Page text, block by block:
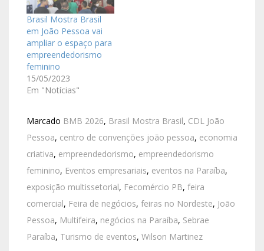
Brasil Mostra Brasil
em João Pessoa vai
ampliar o espaço para
empreendedorismo
feminino
15/05/2023
Em "Notícias"
Marcado BMB 2026, Brasil Mostra Brasil, CDL João
Pessoa, centro de convenções joão pessoa, economia
criativa, empreendedorismo, empreendedorismo
feminino, Eventos empresariais, eventos na Paraíba,
exposição multissetorial, Fecomércio PB, feira
comercial, Feira de negócios, feiras no Nordeste, João
Pessoa, Multifeira, negócios na Paraíba, Sebrae
Paraíba, Turismo de eventos, Wilson Martinez